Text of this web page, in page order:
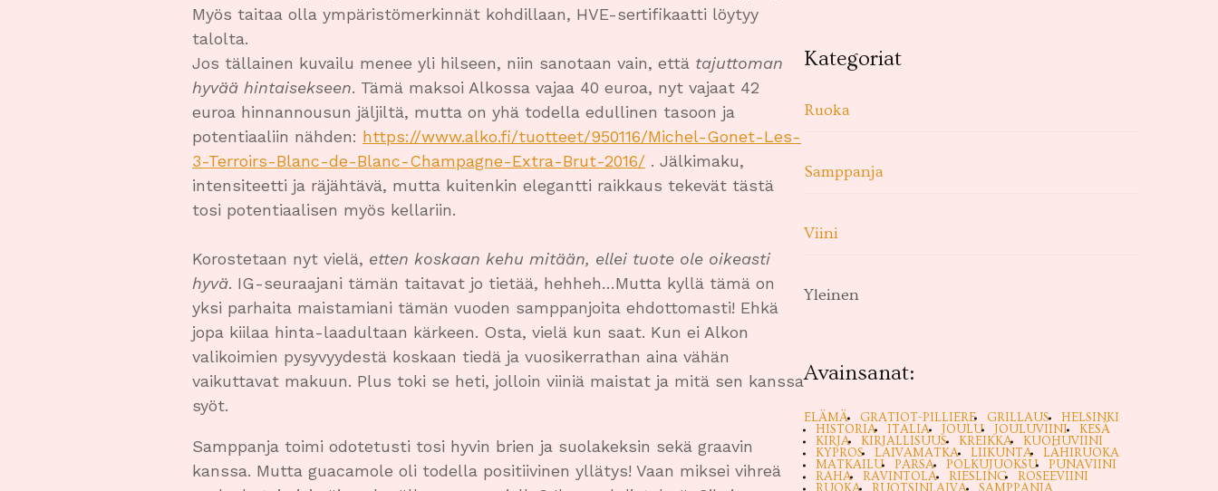
Myös taitaa olla ympäristömerkinnät kohdillaan, HVE-sertifikaatti löytyy
talolta.
Jos tällainen kuvailu menee yli hilseen, niin sanotaan vain, että tajuttoman
hyvää hintaisekseen. Tämä maksoi Alkossa vajaa 40 euroa, nyt vajaat 42
euroa hinnannousun jäljiltä, mutta on yhä todella edullinen tasoon ja
potentiaaliin nähden: https://www.alko.fi/tuotteet/950116/Michel-Gonet-Les-
3-Terroirs-Blanc-de-Blanc-Champagne-Extra-Brut-2016/ . Jälkimaku,
intensiteetti ja räjähtävä, mutta kuitenkin elegantti raikkaus tekevät tästä
tosi potentiaalisen myös kellariin.
Korostetaan nyt vielä, etten koskaan kehu mitään, ellei tuote ole oikeasti
hyvä. IG-seuraajani tämän taitavat jo tietää, hehheh…Mutta kyllä tämä on
yksi parhaita maistamiani tämän vuoden samppanjoita ehdottomasti! Ehkä
jopa kiilaa hinta-laadultaan kärkeen. Osta, vielä kun saat. Kun ei Alkon
valikoimien pysyvyydestä koskaan tiedä ja vuosikerrathan aina vähän
vaikuttavat makuun. Plus toki se heti, jolloin viiniä maistat ja mitä sen kanssa
syöt.
Samppanja toimi odotetusti tosi hyvin brien ja suolakeksin sekä graavin
kanssa. Mutta guacamole oli todella positiivinen yllätys! Vaan miksei vihreä
Kategoriat
Ruoka
Samppanja
Viini
Yleinen
Avainsanat:
ELÄMÄ GRATIOT-PILLIERE GRILLAUS
HELSINKI
HISTORIA
ITALIA JOULU JOULUVIINI
KESÄ
KIRJA
KIRJALLISUUS KREIKKA
KUOHUVIINI
KYPROS
LAIVAMATKA LIIKUNTA
LÄHIRUOKA
MATKAILU
PARSA POLKUJUOKSU
PUNAVIINI
RAHA
RAVINTOLA RIESLING
ROSEEVIINI